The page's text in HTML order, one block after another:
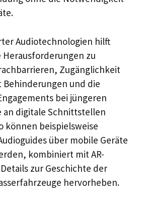
Audiotechnologien hilft
Herausforderungen zu
Zugänglichkeit
Behinderungen und die
bei jüngeren
an digitale Schnittstellen
können beispielsweise
über mobile Geräte
kombiniert mit AR-
zur Geschichte der
hervorheben.